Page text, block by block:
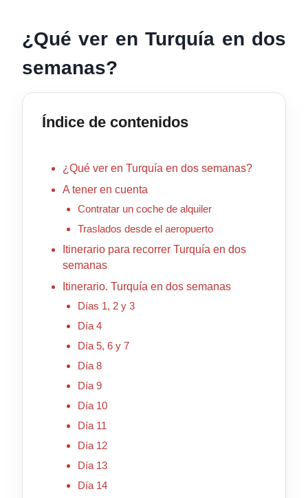
¿Qué ver en Turquía en dos
semanas?
Índice de contenidos
¿Qué ver en Turquía en dos semanas?
A tener en cuenta
Contratar un coche de alquiler
Traslados desde el aeropuerto
Itinerario para recorrer Turquía en dos
semanas
Itinerario. Turquía en dos semanas
Días 1, 2 y 3
Día 4
Día 5, 6 y 7
Día 8
Día 9
Día 10
Día 11
Día 12
Día 13
Día 14